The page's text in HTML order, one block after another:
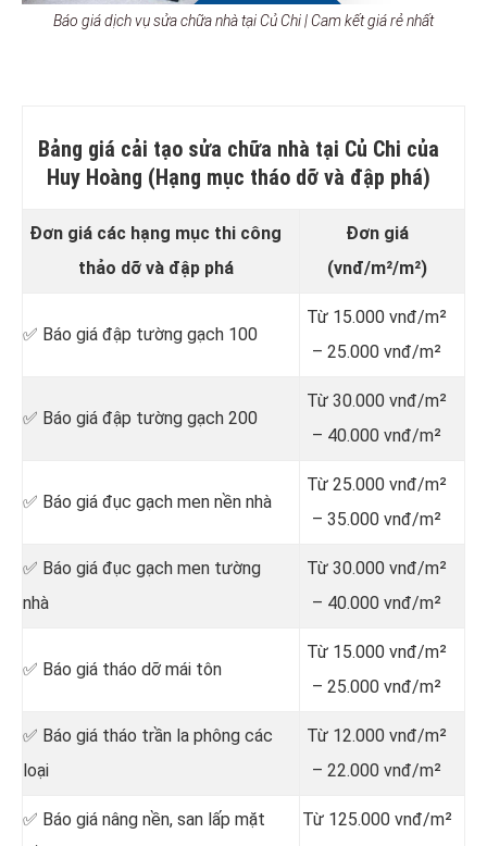
Báo giá dịch vụ sửa chữa nhà tại Củ Chi | Cam kết giá rẻ nhất
Bảng giá cải tạo sửa chữa nhà tại Củ Chi của
Huy Hoàng (Hạng mục tháo dỡ và đập phá)
Đơn giá các hạng mục thi công
thảo dỡ và đập phá
Đơn giá
(vnđ/m²/m²)
✅ Báo giá đập tường gạch 100
Từ 15.000 vnđ/m²
– 25.000 vnđ/m²
✅ Báo giá đập tường gạch 200
Từ 30.000 vnđ/m²
– 40.000 vnđ/m²
✅ Báo giá đục gạch men nền nhà
Từ 25.000 vnđ/m²
– 35.000 vnđ/m²
✅ Báo giá đục gạch men tường
nhà
Từ 30.000 vnđ/m²
– 40.000 vnđ/m²
✅ Báo giá tháo dỡ mái tôn
Từ 15.000 vnđ/m²
– 25.000 vnđ/m²
✅ Báo giá tháo trần la phông các
loại
Từ 12.000 vnđ/m²
– 22.000 vnđ/m²
✅ Báo giá nâng nền, san lấp mặt
Từ 125.000 vnđ/m²